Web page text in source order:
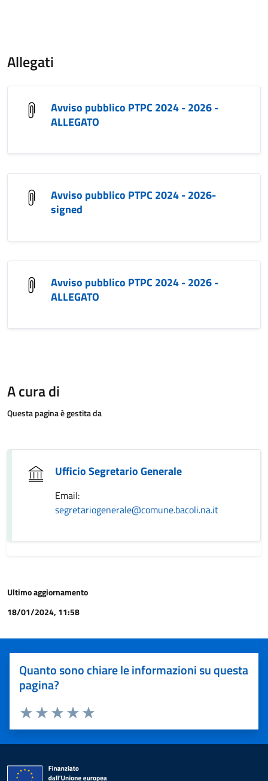
Allegati
Avviso pubblico PTPC 2024 - 2026 -
ALLEGATO
Avviso pubblico PTPC 2024 - 2026-
signed
Avviso pubblico PTPC 2024 - 2026 -
ALLEGATO
A cura di
Questa pagina è gestita da
Ufficio Segretario Generale
Email:
segretariogenerale@comune.bacoli.na.it
Ultimo aggiornamento
18/01/2024, 11:58
Quanto sono chiare le informazioni su questa
pagina?
Valuta 5 stelle su 5
Valuta 4 stelle su 5
Valuta 3 stelle su 5
Valuta 2 stelle su 5
Valuta 1 stelle su 5